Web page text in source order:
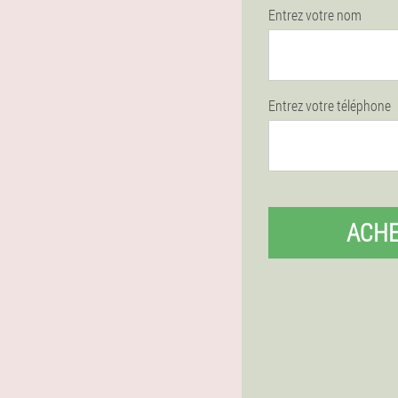
Entrez votre nom
Entrez votre téléphone